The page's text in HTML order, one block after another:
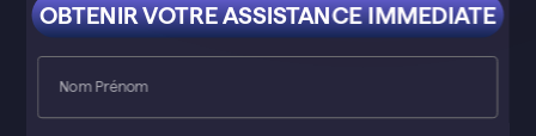
OBTENIR VOTRE ASSISTANCE IMMEDIATE